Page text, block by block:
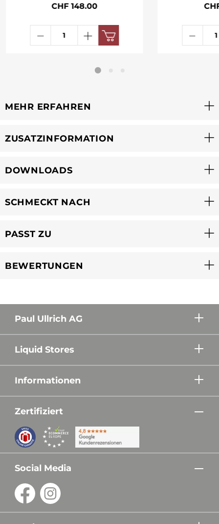
CHF 148.00
MEHR ERFAHREN
ZUSATZINFORMATION
DOWNLOADS
SCHMECKT NACH
PASST ZU
BEWERTUNGEN
Paul Ullrich AG
Liquid Stores
Informationen
Zertifiziert
Social Media